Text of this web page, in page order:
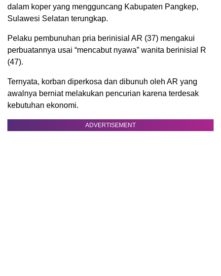
dalam koper yang mengguncang Kabupaten Pangkep,
Sulawesi Selatan terungkap.
Pelaku pembunuhan pria berinisial AR (37) mengakui
perbuatannya usai “mencabut nyawa” wanita berinisial R
(47).
Ternyata, korban diperkosa dan dibunuh oleh AR yang
awalnya berniat melakukan pencurian karena terdesak
kebutuhan ekonomi.
ADVERTISEMENT